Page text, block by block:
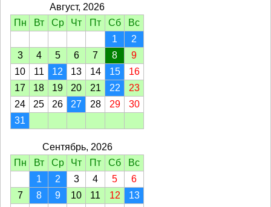
Август, 2026
Пн
Вт Ср Чт Пт Сб
Вс
1
2
3
4 5 6 7 8
9
10
11 12 13 14 15
16
17
18 19 20 21 22
23
24
25 26 27 28 29
30
31
Сентябрь, 2026
Пн
Вт Ср Чт Пт Сб
Вс
1
2 3 4 5
6
7
8 9 10 11 12
13